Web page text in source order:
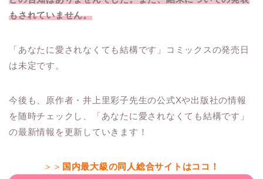
もされていません。
「あなたに愛されなくても結構です」コミックスの発売日
は未定です。
今後も、原作者・井上里彩子先生の公式Xや出版社の情報
を随時チェックし、「あなたに愛されなくても結構です」
の最新情報を更新していきます！
＞＞ 国内最大級の同人総合サイトはココ！